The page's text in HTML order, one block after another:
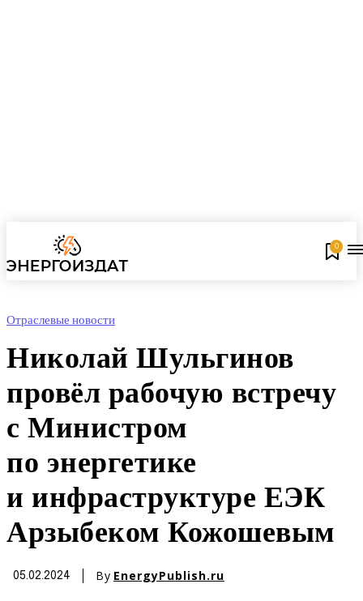
0
Отраслевые новости
Николай Шульгинов
провёл рабочую встречу
с Министром
по энергетике
и инфраструктуре ЕЭК
Арзыбеком Кожошевым
05.02.2024 By EnergyPublish.ru